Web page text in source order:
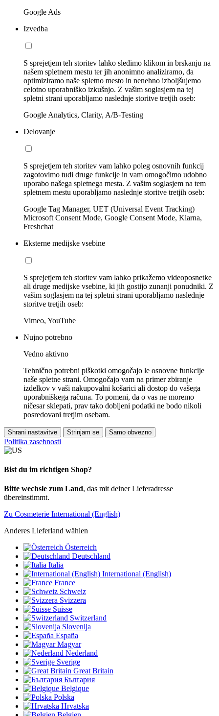
Google Ads
Izvedba
S sprejetjem teh storitev lahko sledimo klikom in brskanju na
našem spletnem mestu ter jih anonimno analiziramo, da
optimiziramo naše spletno mesto in nenehno izboljšujemo
celotno uporabniško izkušnjo. Z vašim soglasjem na tej
spletni strani uporabljamo naslednje storitve tretjih oseb:
Google Analytics, Clarity, A/B-Testing
Delovanje
S sprejetjem teh storitev vam lahko poleg osnovnih funkcij
zagotovimo tudi druge funkcije in vam omogočimo udobno
uporabo našega spletnega mesta. Z vašim soglasjem na tem
spletnem mestu uporabljamo naslednje storitve tretjih oseb:
Google Tag Manager, UET (Universal Event Tracking)
Microsoft Consent Mode, Google Consent Mode, Klarna,
Freshchat
Eksterne medijske vsebine
S sprejetjem teh storitev vam lahko prikažemo videoposnetke
ali druge medijske vsebine, ki jih gostijo zunanji ponudniki. Z
vašim soglasjem na tej spletni strani uporabljamo naslednje
storitve tretjih oseb:
Vimeo, YouTube
Nujno potrebno
Vedno aktivno
Tehnično potrebni piškotki omogočajo le osnovne funkcije
naše spletne strani. Omogočajo vam na primer zbiranje
izdelkov v vaši nakupovalni košarici ali dostop do vašega
uporabniškega računa. To pomeni, da o vas ne moremo
ničesar sklepati, prav tako dobljeni podatki ne bodo nikoli
posredovani tretjim osebam.
Shrani nastavitve Strinjam se Samo obvezno
Politika zasebnosti
Bist du im richtigen Shop?
Bitte wechsle zum Land, das mit deiner Lieferadresse
übereinstimmt.
Zu Cosmeterie International (English)
Anderes Lieferland wählen
Österreich
Deutschland
Italia
International (English)
France
Schweiz
Svizzera
Suisse
Switzerland
Slovenija
España
Magyar
Nederland
Sverige
Great Britain
България
Belgique
Polska
Hrvatska